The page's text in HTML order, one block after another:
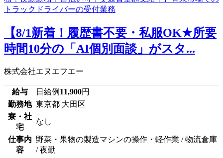
【8/1新着！履歴書不要・私服OK★所要
時間10分の「AI個別面談」がスタ...
株式会社エヌエフエー
給与 日給例 11,900円
勤務地 東京都 大田区
寮・社
宅
なし
仕事内
容
野菜・果物の製造マシンの操作・軽作業 / 物流倉庫
/ 夜勤